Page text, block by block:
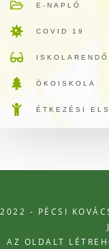
E-NAPLÓ
COVID 19
ÖKOISKOLA
ÉTKEZÉSI
2022 - PÉCSI
AZ OLDALT